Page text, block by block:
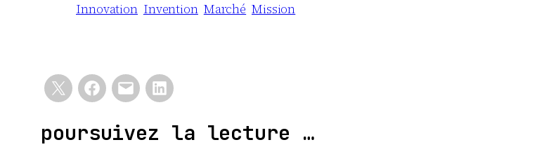
Innovation Invention Marché Mission
poursuivez la lecture …